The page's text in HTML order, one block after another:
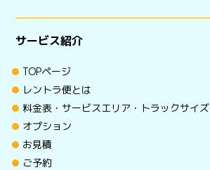
サービス紹介
TOPページ
レントラ便とは
料金表・サービスエリア・トラックサイズ
オプション
お見積
ご予約